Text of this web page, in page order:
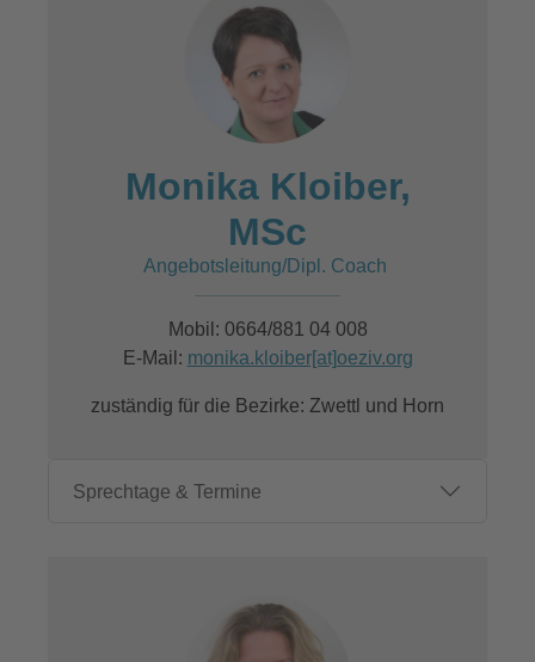
Monika Kloiber,
MSc
Angebotsleitung/Dipl. Coach
Mobil: 0664/881 04 008
E-Mail: monika.kloiber[at]oeziv.org
zuständig für die Bezirke: Zwettl und Horn
Sprechtage & Termine